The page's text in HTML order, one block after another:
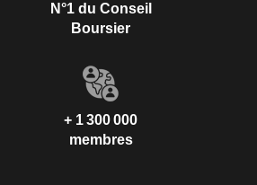
N°1 du Conseil
Boursier
+ 1 300 000
membres